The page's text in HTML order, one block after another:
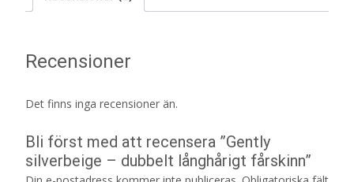
Recensioner
Det finns inga recensioner än.
Bli först med att recensera ”Gently
silverbeige – dubbelt långhårigt fårskinn”